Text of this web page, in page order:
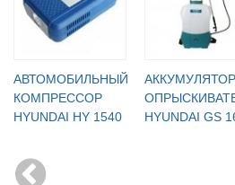
АВТОМОБИЛЬНЫЙ
КОМПРЕССОР
HYUNDAI HY 1540
HYUNDAI GS